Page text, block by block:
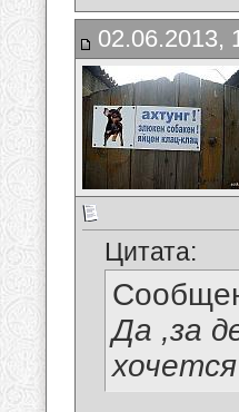
02.06.2013,
Цитата:
Да ,за